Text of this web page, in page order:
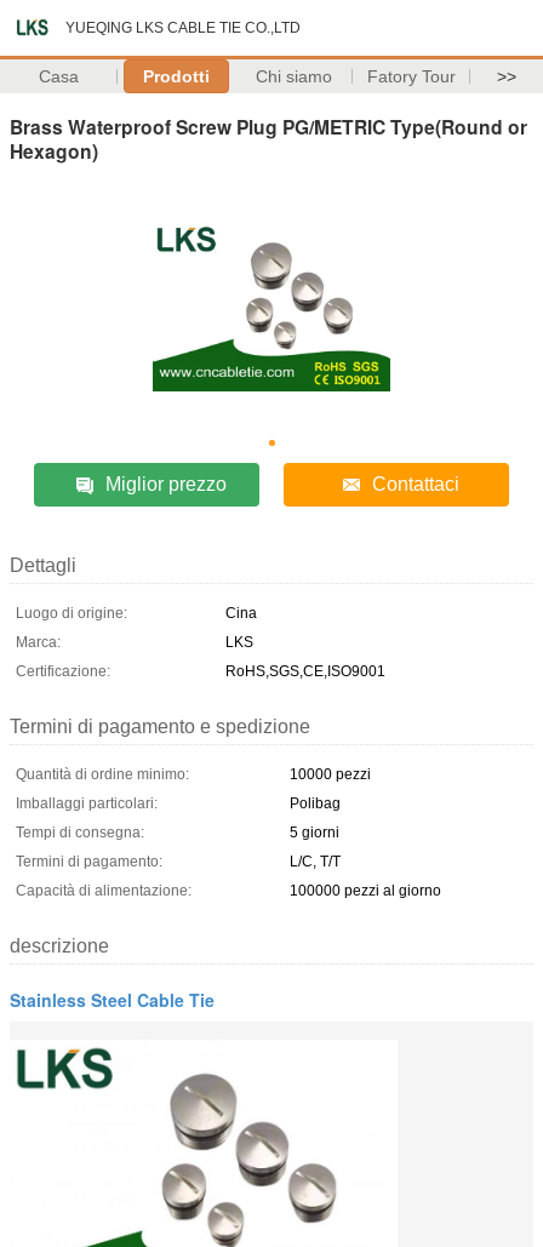
YUEQING LKS CABLE TIE CO.,LTD
Casa Prodotti Chi siamo Fatory Tour >>
Brass Waterproof Screw Plug PG/METRIC Type(Round or
Hexagon)
Miglior prezzo Contattaci
Dettagli
Luogo di origine:
Cina
Marca:
LKS
Certificazione:
RoHS,SGS,CE,ISO9001
Termini di pagamento e spedizione
Quantità di ordine minimo:
10000 pezzi
Imballaggi particolari:
Polibag
Tempi di consegna:
5 giorni
Termini di pagamento:
L/C, T/T
Capacità di alimentazione:
100000 pezzi al giorno
descrizione
Stainless Steel Cable Tie